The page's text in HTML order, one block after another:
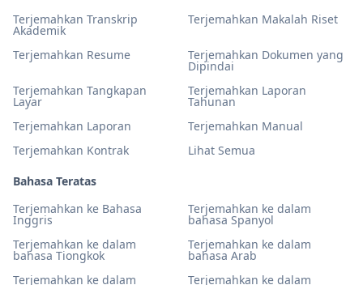
Terjemahkan Transkrip
Akademik
Terjemahkan Makalah Riset
Terjemahkan Resume Terjemahkan Dokumen yang
Dipindai
Terjemahkan Tangkapan
Layar
Terjemahkan Laporan
Tahunan
Terjemahkan Laporan
Terjemahkan Manual
Terjemahkan Kontrak
Lihat Semua
Bahasa Teratas
Terjemahkan ke Bahasa
Inggris
Terjemahkan ke dalam
bahasa Spanyol
Terjemahkan ke dalam
bahasa Tiongkok
Terjemahkan ke dalam
bahasa Arab
Terjemahkan ke dalam
Terjemahkan ke dalam